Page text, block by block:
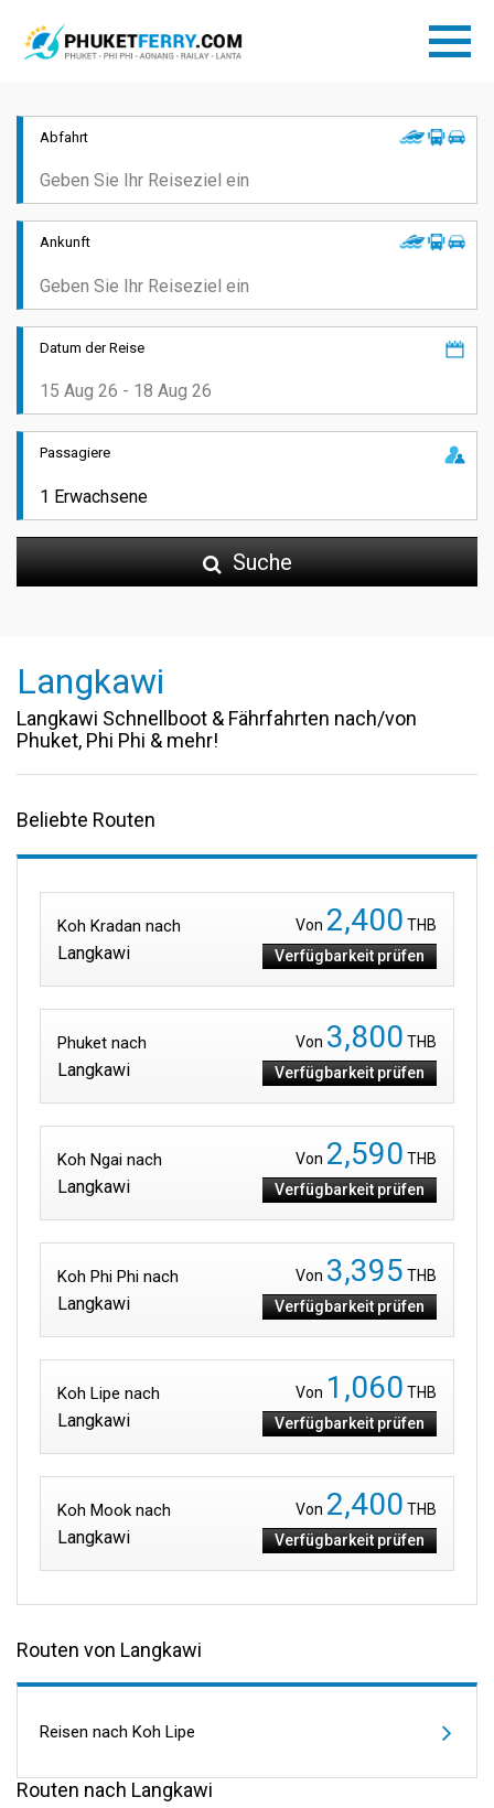
Abfahrt
Ankunft
Datum der Reise
Passagiere
Suche
Langkawi
Langkawi Schnellboot & Fährfahrten nach/von
Phuket, Phi Phi & mehr!
Beliebte Routen
Koh Kradan nach
Langkawi
Von 2,400 THB
Verfügbarkeit prüfen
Phuket nach
Langkawi
Von 3,800 THB
Verfügbarkeit prüfen
Koh Ngai nach
Langkawi
Von 2,590 THB
Verfügbarkeit prüfen
Koh Phi Phi nach
Langkawi
Von 3,395 THB
Verfügbarkeit prüfen
Koh Lipe nach
Langkawi
Von 1,060 THB
Verfügbarkeit prüfen
Koh Mook nach
Langkawi
Von 2,400 THB
Verfügbarkeit prüfen
Routen von Langkawi
Reisen nach Koh Lipe
Routen nach Langkawi